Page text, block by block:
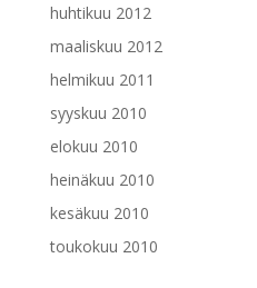
huhtikuu 2012
maaliskuu 2012
helmikuu 2011
syyskuu 2010
elokuu 2010
heinäkuu 2010
kesäkuu 2010
toukokuu 2010